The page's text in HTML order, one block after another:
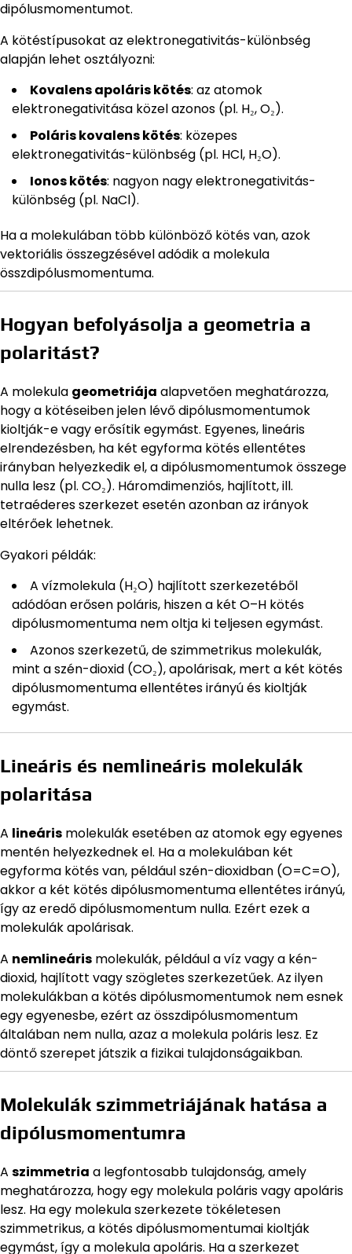
dipólusmomentumot.
A kötéstípusokat az elektronegativitás-különbség
alapján lehet osztályozni:
Kovalens apoláris kötés: az atomok
elektronegativitása közel azonos (pl. H₂, O₂).
Poláris kovalens kötés: közepes
elektronegativitás-különbség (pl. HCl, H₂O).
Ionos kötés: nagyon nagy elektronegativitás-
különbség (pl. NaCl).
Ha a molekulában több különböző kötés van, azok
vektoriális összegzésével adódik a molekula
összdipólusmomentuma.
Hogyan befolyásolja a geometria a
polaritást?
A molekula geometriája alapvetően meghatározza,
hogy a kötéseiben jelen lévő dipólusmomentumok
kioltják-e vagy erősítik egymást. Egyenes, lineáris
elrendezésben, ha két egyforma kötés ellentétes
irányban helyezkedik el, a dipólusmomentumok összege
nulla lesz (pl. CO₂). Háromdimenziós, hajlított, ill.
tetraéderes szerkezet esetén azonban az irányok
eltérőek lehetnek.
Gyakori példák:
A vízmolekula (H₂O) hajlított szerkezetéből
adódóan erősen poláris, hiszen a két O–H kötés
dipólusmomentuma nem oltja ki teljesen egymást.
Azonos szerkezetű, de szimmetrikus molekulák,
mint a szén-dioxid (CO₂), apolárisak, mert a két kötés
dipólusmomentuma ellentétes irányú és kioltják
egymást.
Lineáris és nemlineáris molekulák
polaritása
A lineáris molekulák esetében az atomok egy egyenes
mentén helyezkednek el. Ha a molekulában két
egyforma kötés van, például szén-dioxidban (O=C=O),
akkor a két kötés dipólusmomentuma ellentétes irányú,
így az eredő dipólusmomentum nulla. Ezért ezek a
molekulák apolárisak.
A nemlineáris molekulák, például a víz vagy a kén-
dioxid, hajlított vagy szögletes szerkezetűek. Az ilyen
molekulákban a kötés dipólusmomentumok nem esnek
egy egyenesbe, ezért az összdipólusmomentum
általában nem nulla, azaz a molekula poláris lesz. Ez
döntő szerepet játszik a fizikai tulajdonságaikban.
Molekulák szimmetriájának hatása a
dipólusmomentumra
A szimmetria a legfontosabb tulajdonság, amely
meghatározza, hogy egy molekula poláris vagy apoláris
lesz. Ha egy molekula szerkezete tökéletesen
szimmetrikus, a kötés dipólusmomentumai kioltják
egymást, így a molekula apoláris. Ha a szerkezet